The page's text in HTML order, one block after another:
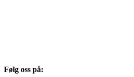
Følg oss på: